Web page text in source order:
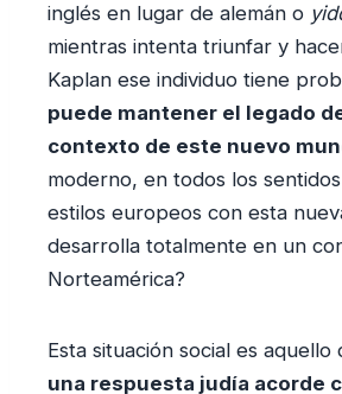
inglés en lugar de alemán o
mientras intenta triunfar y
Kaplan ese individuo tiene
puede mantener el legado
contexto de este nuevo
moderno, en todos los
estilos europeos con esta
desarrolla totalmente en un
Norteamérica?
Esta situación social es
una respuesta judía acorde